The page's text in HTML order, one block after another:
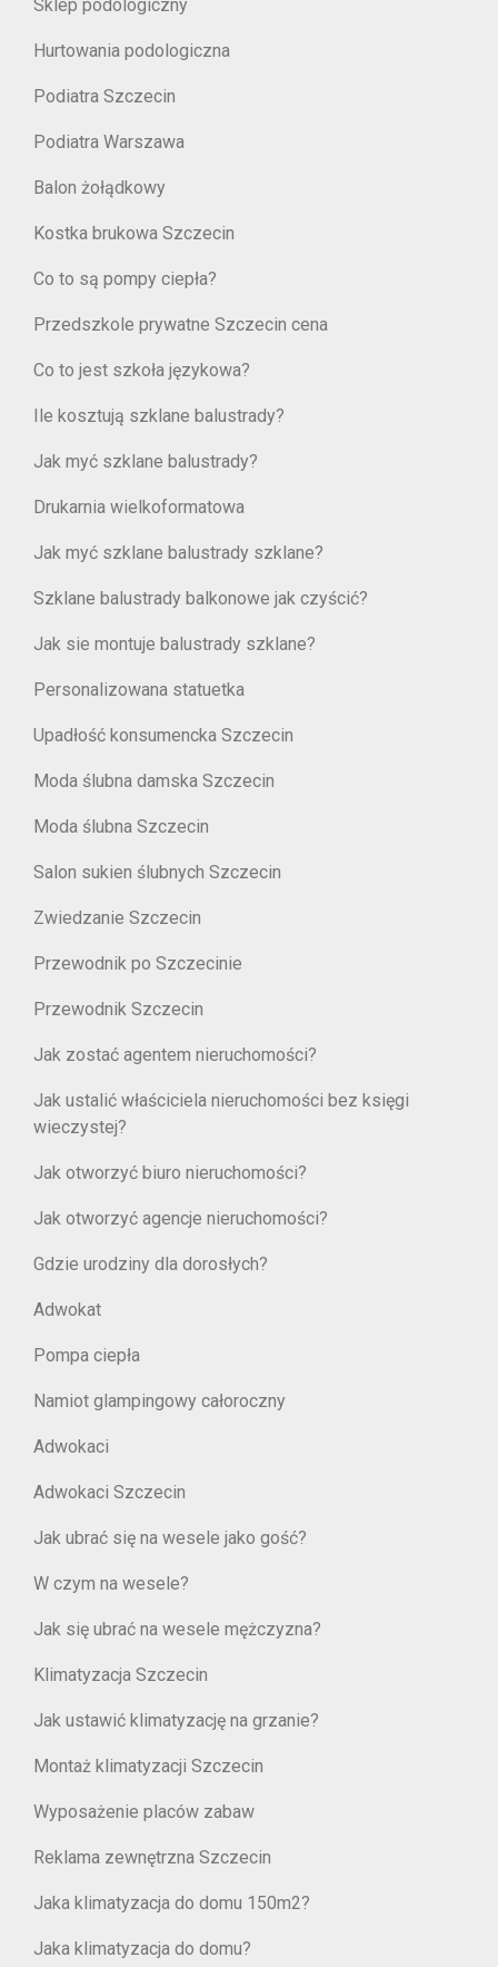
Sklep podologiczny
Hurtowania podologiczna
Podiatra Szczecin
Podiatra Warszawa
Balon żołądkowy
Kostka brukowa Szczecin
Co to są pompy ciepła?
Przedszkole prywatne Szczecin cena
Co to jest szkoła językowa?
Ile kosztują szklane balustrady?
Jak myć szklane balustrady?
Drukarnia wielkoformatowa
Jak myć szklane balustrady szklane?
Szklane balustrady balkonowe jak czyścić?
Jak sie montuje balustrady szklane?
Personalizowana statuetka
Upadłość konsumencka Szczecin
Moda ślubna damska Szczecin
Moda ślubna Szczecin
Salon sukien ślubnych Szczecin
Zwiedzanie Szczecin
Przewodnik po Szczecinie
Przewodnik Szczecin
Jak zostać agentem nieruchomości?
Jak ustalić właściciela nieruchomości bez księgi
wieczystej?
Jak otworzyć biuro nieruchomości?
Jak otworzyć agencje nieruchomości?
Gdzie urodziny dla dorosłych?
Adwokat
Pompa ciepła
Namiot glampingowy całoroczny
Adwokaci
Adwokaci Szczecin
Jak ubrać się na wesele jako gość?
W czym na wesele?
Jak się ubrać na wesele mężczyzna?
Klimatyzacja Szczecin
Jak ustawić klimatyzację na grzanie?
Montaż klimatyzacji Szczecin
Wyposażenie placów zabaw
Reklama zewnętrzna Szczecin
Jaka klimatyzacja do domu 150m2?
Jaka klimatyzacja do domu?